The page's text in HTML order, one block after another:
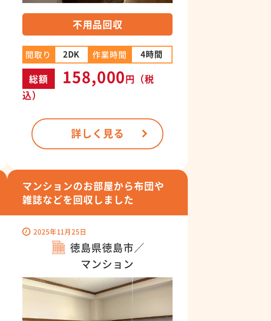
不用品回収
間取り 2DK 作業時間 4時間
総額 158,000円 （税
込）
詳しく見る
マンションのお部屋から布団や
雑誌などを回収しました
2025年11月25日
徳島県徳島市／
マンション